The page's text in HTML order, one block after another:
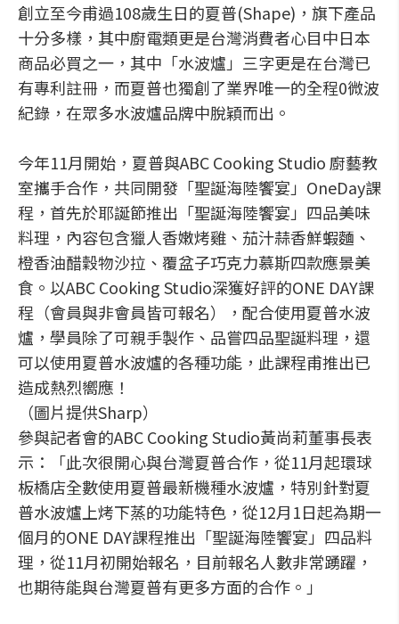
創立至今甫過108歲生日的夏普(Shape)，旗下產品
十分多樣，其中廚電類更是台灣消費者心目中日本
商品必買之一，其中「水波爐」三字更是在台灣已
有專利註冊，而夏普也獨創了業界唯一的全程0微波
紀錄，在眾多水波爐品牌中脫穎而出。
今年11月開始，夏普與ABC Cooking Studio 廚藝教
室攜手合作，共同開發「聖誕海陸饗宴」OneDay課
程，首先於耶誕節推出「聖誕海陸饗宴」四品美味
料理，內容包含獵人香嫩烤雞、茄汁蒜香鮮蝦麵、
橙香油醋穀物沙拉、覆盆子巧克力慕斯四款應景美
食。以ABC Cooking Studio深獲好評的ONE DAY課
程（會員與非會員皆可報名），配合使用夏普水波
爐，學員除了可親手製作、品嘗四品聖誕料理，還
可以使用夏普水波爐的各種功能，此課程甫推出已
造成熱烈嚮應！
（圖片提供Sharp）
參與記者會的ABC Cooking Studio黃尚莉董事長表
示：「此次很開心與台灣夏普合作，從11月起環球
板橋店全數使用夏普最新機種水波爐，特別針對夏
普水波爐上烤下蒸的功能特色，從12月1日起為期一
個月的ONE DAY課程推出「聖誕海陸饗宴」四品料
理，從11月初開始報名，目前報名人數非常踴躍，
也期待能與台灣夏普有更多方面的合作。」